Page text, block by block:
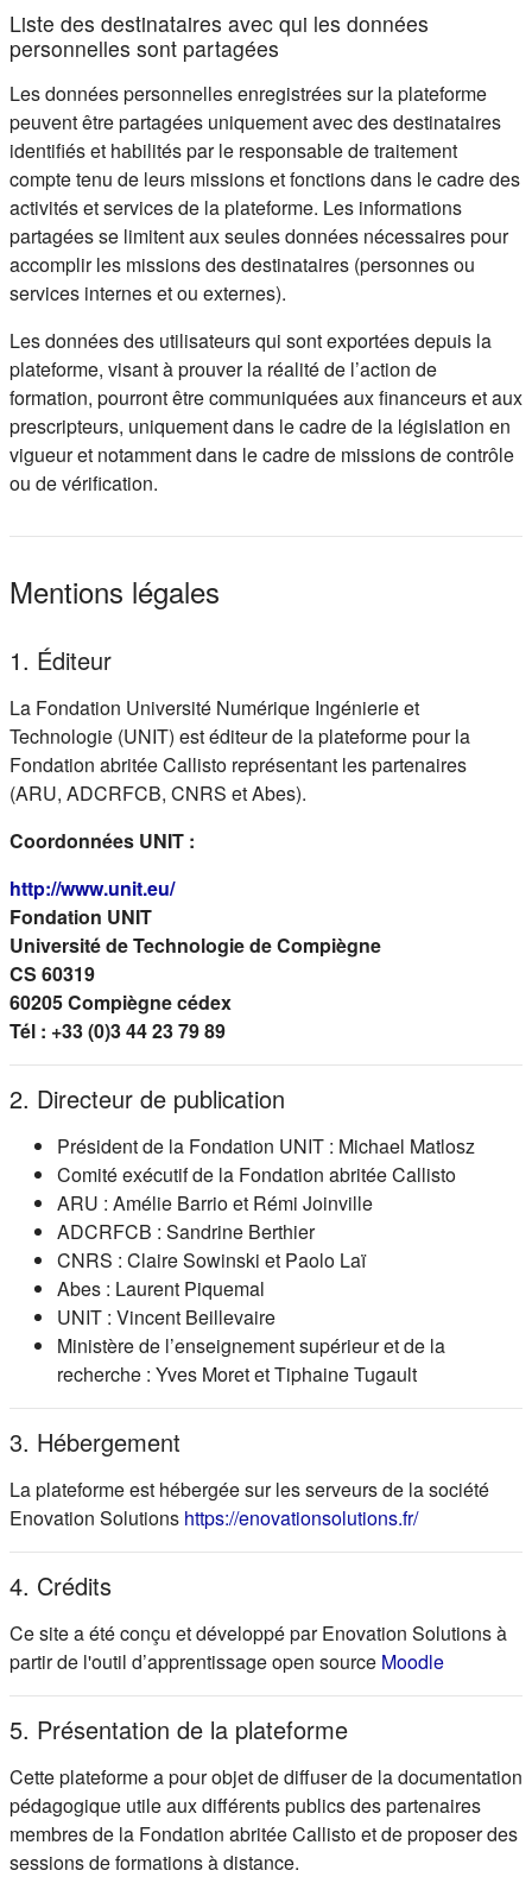
Liste des destinataires avec qui les données
personnelles sont partagées
Les données personnelles enregistrées sur la plateforme
peuvent être partagées uniquement avec des destinataires
identifiés et habilités par le responsable de traitement
compte tenu de leurs missions et fonctions dans le cadre des
activités et services de la plateforme. Les informations
partagées se limitent aux seules données nécessaires pour
accomplir les missions des destinataires (personnes ou
services internes et ou externes).
Les données des utilisateurs qui sont exportées depuis la
plateforme, visant à prouver la réalité de l’action de
formation, pourront être communiquées aux financeurs et aux
prescripteurs, uniquement dans le cadre de la législation en
vigueur et notamment dans le cadre de missions de contrôle
ou de vérification.
Mentions légales
1. Éditeur
La Fondation Université Numérique Ingénierie et
Technologie (UNIT) est éditeur de la plateforme pour la
Fondation abritée Callisto représentant les partenaires
(ARU, ADCRFCB, CNRS et Abes).
Coordonnées UNIT :
http://www.unit.eu/(s'ouvre dans un nouvel onglet)
Fondation UNIT
Université de Technologie de Compiègne
CS 60319
60205 Compiègne cédex
Tél : +33 (0)3 44 23 79 89
2. Directeur de publication
Président de la Fondation UNIT : Michael Matlosz
Comité exécutif de la Fondation abritée Callisto
ARU : Amélie Barrio et Rémi Joinville
ADCRFCB : Sandrine Berthier
CNRS : Claire Sowinski et Paolo Laï
Abes : Laurent Piquemal
UNIT : Vincent Beillevaire
Ministère de l’enseignement supérieur et de la
recherche : Yves Moret et Tiphaine Tugault
3. Hébergement
La plateforme est hébergée sur les serveurs de la société
Enovation Solutions https://enovationsolutions.fr/(s'ouvre
4. Crédits
Ce site a été conçu et développé par Enovation Solutions à
partir de l'outil d’apprentissage open source Moodle(s'ouvre
5. Présentation de la plateforme
Cette plateforme a pour objet de diffuser de la documentation
pédagogique utile aux différents publics des partenaires
membres de la Fondation abritée Callisto et de proposer des
sessions de formations à distance.